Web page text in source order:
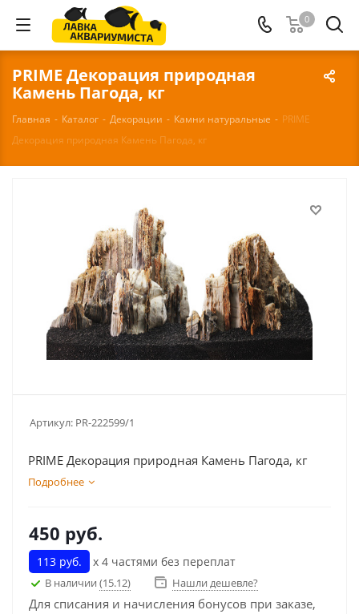
0
PRIME Декорация природная
Камень Пагода, кг
Главная - Каталог - Декорации - Камни натуральные - PRIME
Декорация природная Камень Пагода, кг
Артикул: PR-222599/1
PRIME Декорация природная Камень Пагода, кг
Подробнее
450 руб.
113 руб. х 4 частями без переплат
В наличии (15.12) Нашли дешевле?
Для списания и начисления бонусов при заказе,